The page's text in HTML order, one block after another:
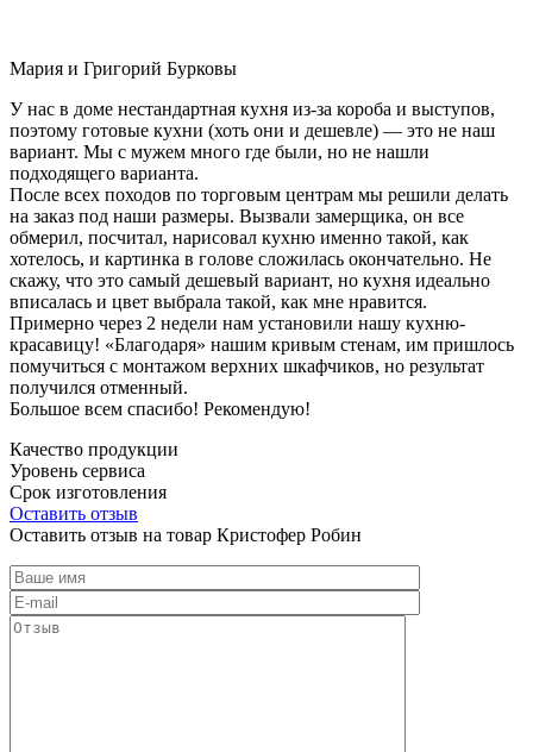
Мария и Григорий Бурковы
У нас в доме нестандартная кухня из-за короба и выступов,
поэтому готовые кухни (хоть они и дешевле) — это не наш
вариант. Мы с мужем много где были, но не нашли
подходящего варианта.
После всех походов по торговым центрам мы решили делать
на заказ под наши размеры. Вызвали замерщика, он все
обмерил, посчитал, нарисовал кухню именно такой, как
хотелось, и картинка в голове сложилась окончательно. Не
скажу, что это самый дешевый вариант, но кухня идеально
вписалась и цвет выбрала такой, как мне нравится.
Примерно через 2 недели нам установили нашу кухню-
красавицу! «Благодаря» нашим кривым стенам, им пришлось
помучиться с монтажом верхних шкафчиков, но результат
получился отменный.
Большое всем спасибо! Рекомендую!
Качество продукции
Уровень сервиса
Срок изготовления
Оставить отзыв
Оставить отзыв на товар Кристофер Робин